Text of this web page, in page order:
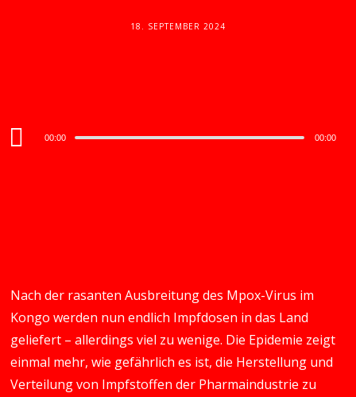
18. SEPTEMBER 2024
Audio
00:00 00:00
Nach der rasanten Ausbreitung des Mpox-Virus im
Kongo werden nun endlich Impfdosen in das Land
geliefert – allerdings viel zu wenige. Die Epidemie zeigt
einmal mehr, wie gefährlich es ist, die Herstellung und
Verteilung von Impfstoffen der Pharmaindustrie zu